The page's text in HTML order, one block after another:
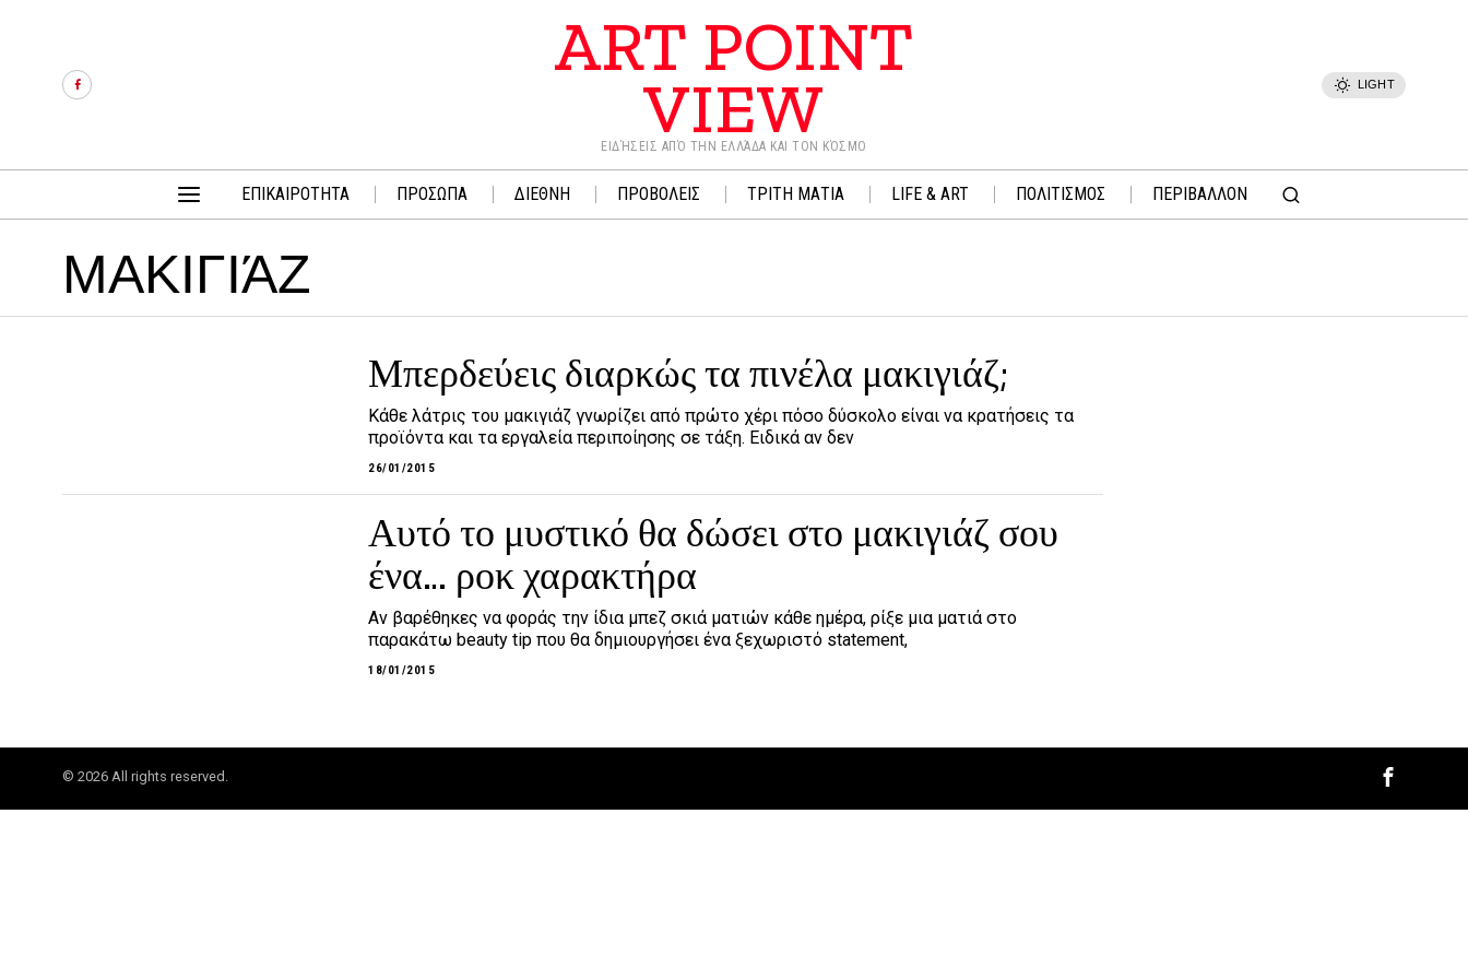
ART POINT
VIEW
ΕΙΔΉΣΕΙΣ ΑΠΌ ΤΗΝ ΕΛΛΆΔΑ ΚΑΙ ΤΟΝ ΚΌΣΜΟ
LIGHT
ΕΠΙΚΑΙΡΟΤΗΤΑ ΠΡΟΣΩΠΑ ΔΙΕΘΝΗ ΠΡΟΒΟΛΕΙΣ ΤΡΙΤΗ ΜΑΤΙΑ LIFE & ART ΠΟΛΙΤΙΣΜΟΣ ΠΕΡΙΒΑΛΛΟΝ
ΜΑΚΙΓΙΆΖ
Μπερδεύεις διαρκώς τα πινέλα μακιγιάζ;
Κάθε λάτρις του μακιγιάζ γνωρίζει από πρώτο χέρι πόσο δύσκολο είναι να κρατήσεις τα
προϊόντα και τα εργαλεία περιποίησης σε τάξη. Ειδικά αν δεν
26/01/2015
Αυτό το μυστικό θα δώσει στο μακιγιάζ σου
ένα… ροκ χαρακτήρα
Αν βαρέθηκες να φοράς την ίδια μπεζ σκιά ματιών κάθε ημέρα, ρίξε μια ματιά στο
παρακάτω beauty tip που θα δημιουργήσει ένα ξεχωριστό statement,
18/01/2015
© 2026 All rights reserved.